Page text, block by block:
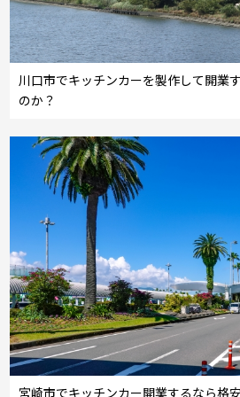
川口市でキッチンカーを製作して開業
のか？
宮崎市でキッチンカー開業するなら格